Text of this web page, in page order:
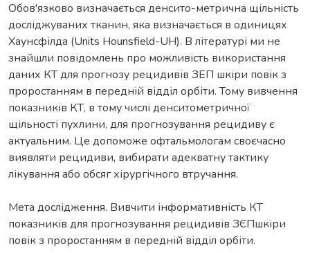
Обов'язково визначається денсито-метрична щільність
досліджуваних тканин, яка визначається в одиницях
Хаунсфілда (Units Hounsfield-UH). В літературі ми не
знайшли повідомлень про можливість використання
даних КТ для прогнозу рецидивів ЗЕП шкіри повік з
проростанням в передній відділ орбіти. Тому вивчення
показників КТ, в тому числі денситометричної
щільності пухлини, для прогнозування рецидиву є
актуальним. Це допоможе офтальмологам своєчасно
виявляти рецидиви, вибирати адекватну тактику
лікування або обсяг хірургічного втручання.
Мета дослідження. Вивчити інформативність КТ
показників для прогнозування рецидивів ЗЄПшкіри
повік з проростанням в передній відділ орбіти.